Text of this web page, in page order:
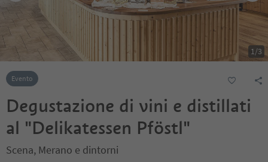
1/3
Evento
Degustazione di vini e distillati
al "Delikatessen Pföstl"
Scena, Merano e dintorni